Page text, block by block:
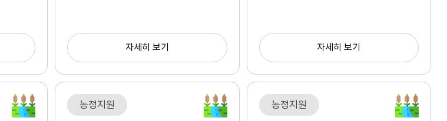
자세히 보기 자세히 보기
농정지원 농정지원